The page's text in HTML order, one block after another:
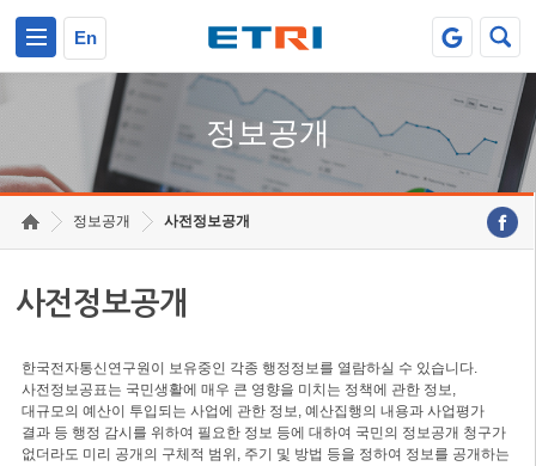
En
정보공개
정보공개 사전정보공개
사전정보공개
한국전자통신연구원이 보유중인 각종 행정정보를 열람하실 수 있습니다.
사전정보공표는 국민생활에 매우 큰 영향을 미치는 정책에 관한 정보,
대규모의 예산이 투입되는 사업에 관한 정보, 예산집행의 내용과 사업평가
결과 등 행정 감시를 위하여 필요한 정보 등에 대하여 국민의 정보공개 청구가
없더라도 미리 공개의 구체적 범위, 주기 및 방법 등을 정하여 정보를 공개하는